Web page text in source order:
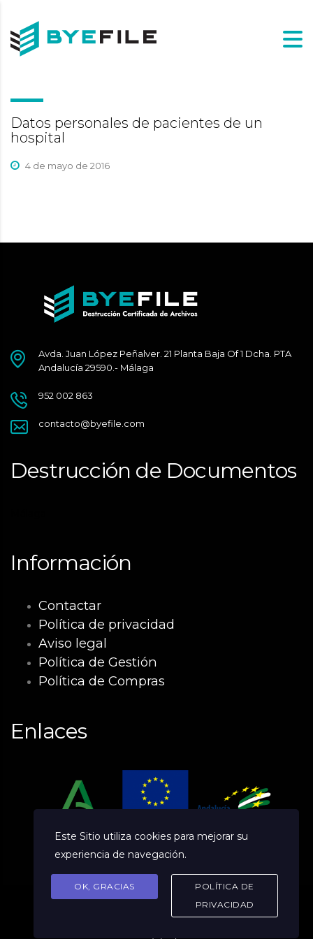
Datos personales de pacientes de un
hospital
4 de mayo de 2016
Avda. Juan López Peñalver. 21 Planta Baja Of 1 Dcha. PTA
Andalucía 29590.- Málaga
952 002 863
contacto@byefile.com
Destrucción de Documentos
Información
Contactar
Política de privacidad
Aviso legal
Política de Gestión
Política de Compras
Enlaces
Este Sitio utiliza cookies para mejorar su
experiencia de navegación.
OK, GRACIAS
POLÍTICA DE
PRIVACIDAD